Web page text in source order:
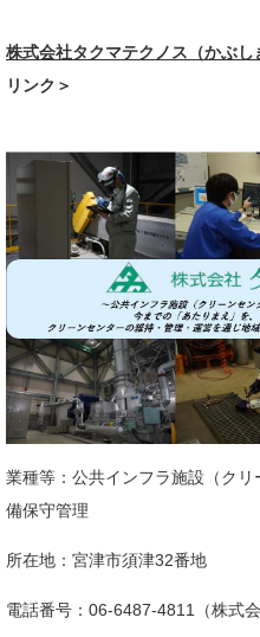
株式会社タクマテクノス（かぶし
リンク＞
業種等：公共インフラ施設（ク
備保守管理​
所在地：宮津市須津32番地​
電話番号：06-6487-4811（株式